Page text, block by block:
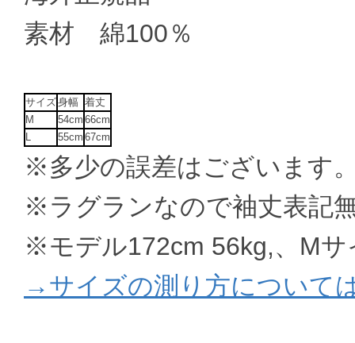
素材 綿100％
サイズ身幅 着丈
M
54cm 66cm
L
55cm 67cm
※多少の誤差はございます
※ラグランなので袖丈表記
※モデル172cm 56kg,、Mサ
→サイズの測り方について